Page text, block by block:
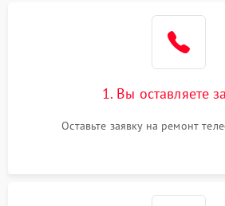
1. Вы оставляете
Оставьте заявку на ремонт